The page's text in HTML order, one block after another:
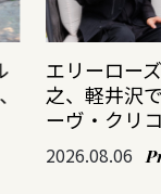
エリーロー
之、軽井沢
ーヴ・クリ
2026.08.06